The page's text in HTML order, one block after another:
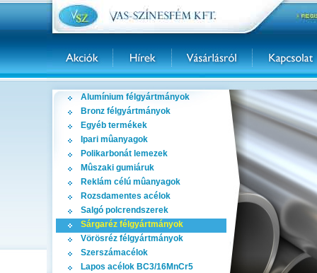
Alumínium félgyártmányok
Bronz félgyártmányok
Egyéb termékek
Ipari mûanyagok
Polikarbonát lemezek
Mûszaki gumiáruk
Reklám célú mûanyagok
Rozsdamentes acélok
Salgó polcrendszerek
Sárgaréz félgyártmányok
Vörösréz félgyártmányok
Szerszámacélok
Lapos acélok BC3/16MnCr5